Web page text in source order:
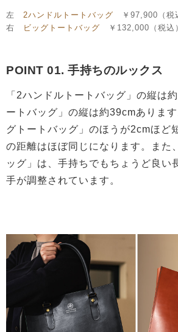
左 2ハンドルトートバッグ ￥97,900（税
右
ビッグトートバッグ ￥132,000（税込
POINT 01. 手持ちのルックス
「2ハンドルトートバッグ」の縦は
ートバッグ」の縦は約39cmありま
グトートバッグ」のほうが2cmほど
の距離はほぼ同じになります。また
ッグ」は、手持ちでもちょうど良い
手が調整されています。